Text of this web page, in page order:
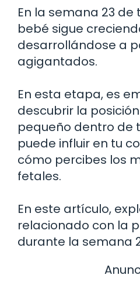
En la semana 23 de
bebé sigue
desarrollándose a
agigantados.
En esta etapa, es
descubrir la
pequeño dentro de
puede influir en tu
cómo percibes los
fetales.
En este artículo,
relacionado con la
durante la semana